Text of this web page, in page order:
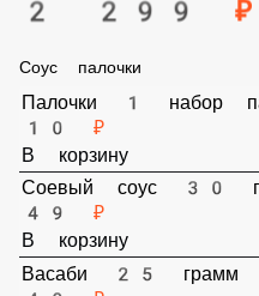
Палочки 1 набор палочек
10 ₽
В корзину
Соевый соус 30 грамм
49 ₽
В корзину